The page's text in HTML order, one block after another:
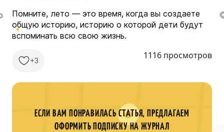
Помните, лето — это время, когда вы создаете
общую историю, историю о которой дети будут
вспоминать всю свою жизнь.
+3 1116 просмотров
ЕСЛИ ВАМ ПОНРАВИЛАСЬ СТАТЬЯ, ПРЕДЛАГАЕМ
ОФОРМИТЬ ПОДПИСКУ НА ЖУРНАЛ